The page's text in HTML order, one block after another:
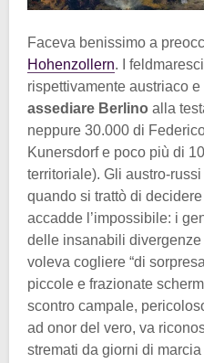
Faceva benissimo a
Hohenzollern. I
rispettivamente austriaco
assediare Berlino alla
neppure 30.000 di
Kunersdorf e poco più di
territoriale). Gli austro-
quando si trattò di
accadde l’impossibile: i
delle insanabili
voleva cogliere “di
piccole e frazionate
scontro campale,
ad onor del vero, va
stremati da giorni di marcia